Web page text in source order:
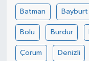
Batman Bayburt
Bolu Burdur
Çorum Denizli